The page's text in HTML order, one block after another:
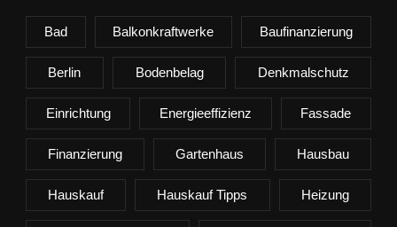
Bad Balkonkraftwerke Baufinanzierung
Berlin Bodenbelag Denkmalschutz
Einrichtung Energieeffizienz Fassade
Finanzierung Gartenhaus Hausbau
Hauskauf Hauskauf Tipps Heizung